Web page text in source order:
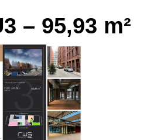
– 95,93 m²